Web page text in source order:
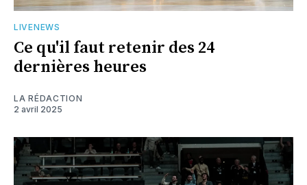
LIVENEWS
Ce qu'il faut retenir des 24
dernières heures
LA RÉDACTION
2 avril 2025